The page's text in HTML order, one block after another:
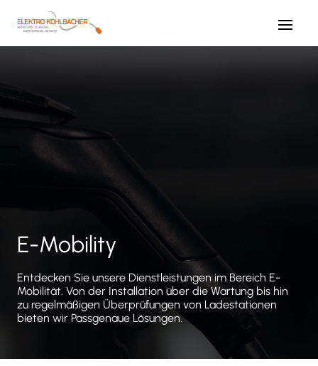
E-Mobility
Entdecken Sie unsere Dienstleistungen im Bereich E-
Mobilität. Von der Installation über die Wartung bis hin
zu regelmäßigen Überprüfungen von Ladestationen
bieten wir Passgenaue Lösungen.